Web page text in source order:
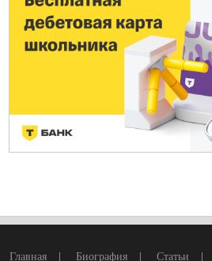
Главная | Биография | Статьи |